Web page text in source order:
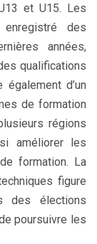
et U15. Les
des
années,
qualifications
d’un
de formation
régions
améliorer les
formation. La
figure
des élections
poursuivre les